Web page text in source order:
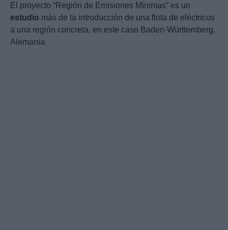
El proyecto “Región de Emisiones Mínimas” es un
estudio más de la introducción de una flota de eléctricos
a una región concreta, en este caso Baden-Württemberg,
Alemania.